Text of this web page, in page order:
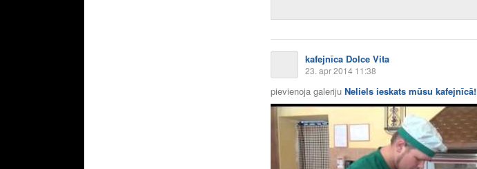
kafejnīca Dolce Vita
23. apr 2014 11:38
pievienoja galeriju Neliels ieskats mūsu kafejnīcā!